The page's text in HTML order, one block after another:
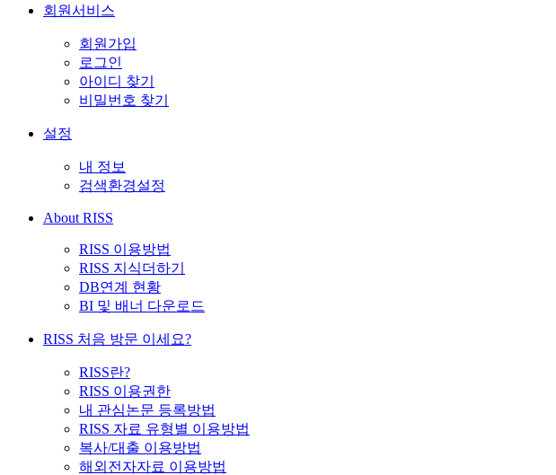
회원서비스
회원가입
로그인
아이디 찾기
비밀번호 찾기
설정
내 정보
검색환경설정
About RISS
RISS 이용방법
RISS 지식더하기
DB연계 현황
BI 및 배너 다운로드
RISS 처음 방문 이세요?
RISS란?
RISS 이용권한
내 관심논문 등록방법
RISS 자료 유형별 이용방법
복사/대출 이용방법
해외전자자료 이용방법